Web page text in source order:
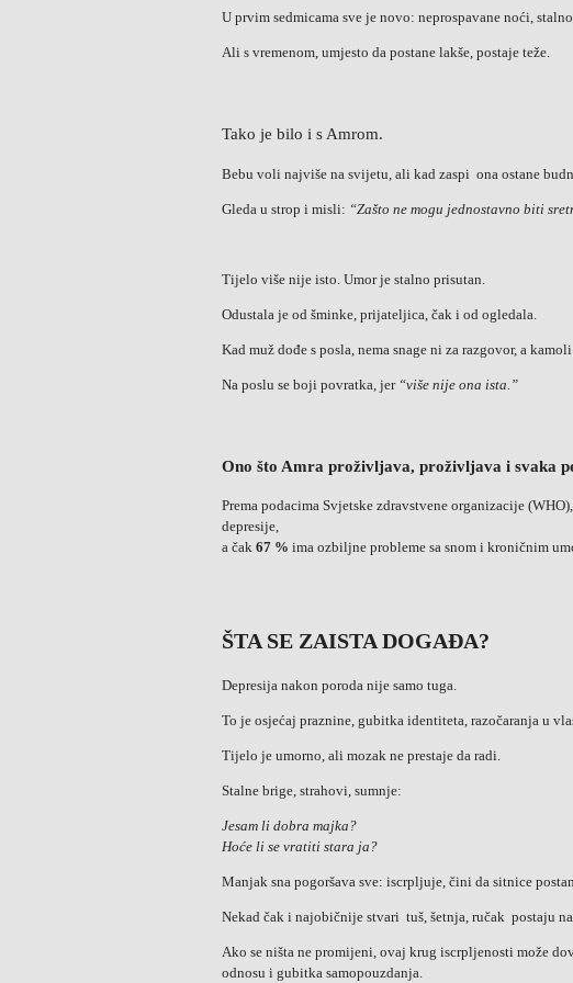
U prvim sedmicama sve je novo: neprospavane noći,
Ali s vremenom, umjesto da postane lakše, postaje teže.
Tako je bilo i s Amrom.
Bebu voli najviše na svijetu, ali kad zaspi ona ostane
Gleda u strop i misli: “Zašto ne mogu jednostavno biti
Tijelo više nije isto. Umor je stalno prisutan.
Odustala je od šminke, prijateljica, čak i od ogledala.
Kad muž dođe s posla, nema snage ni za razgovor, a
Na poslu se boji povratka, jer “više nije ona ista.”
Ono što Amra proživljava, proživljava i svaka
Prema podacima Svjetske zdravstvene organizacije
depresije,
a čak 67 % ima ozbiljne probleme sa snom i kroničnim
ŠTA SE ZAISTA DOGAĐA?
Depresija nakon poroda nije samo tuga.
To je osjećaj praznine, gubitka identiteta, razočaranja u
Tijelo je umorno, ali mozak ne prestaje da radi.
Stalne brige, strahovi, sumnje:
Jesam li dobra majka?
Hoće li se vratiti stara ja?
Manjak sna pogoršava sve: iscrpljuje, čini da sitnice
Nekad čak i najobičnije stvari tuš, šetnja, ručak postaju
Ako se ništa ne promijeni, ovaj krug iscrpljenosti može
odnosu i gubitka samopouzdanja.